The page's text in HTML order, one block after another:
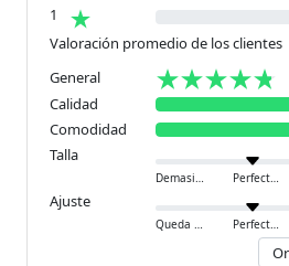
1
Valoración promedio de los clientes
General
Calidad
Comodidad
Talla
Demasiado pequeño Perfecto
Ajuste
Queda ajustado Perfecto